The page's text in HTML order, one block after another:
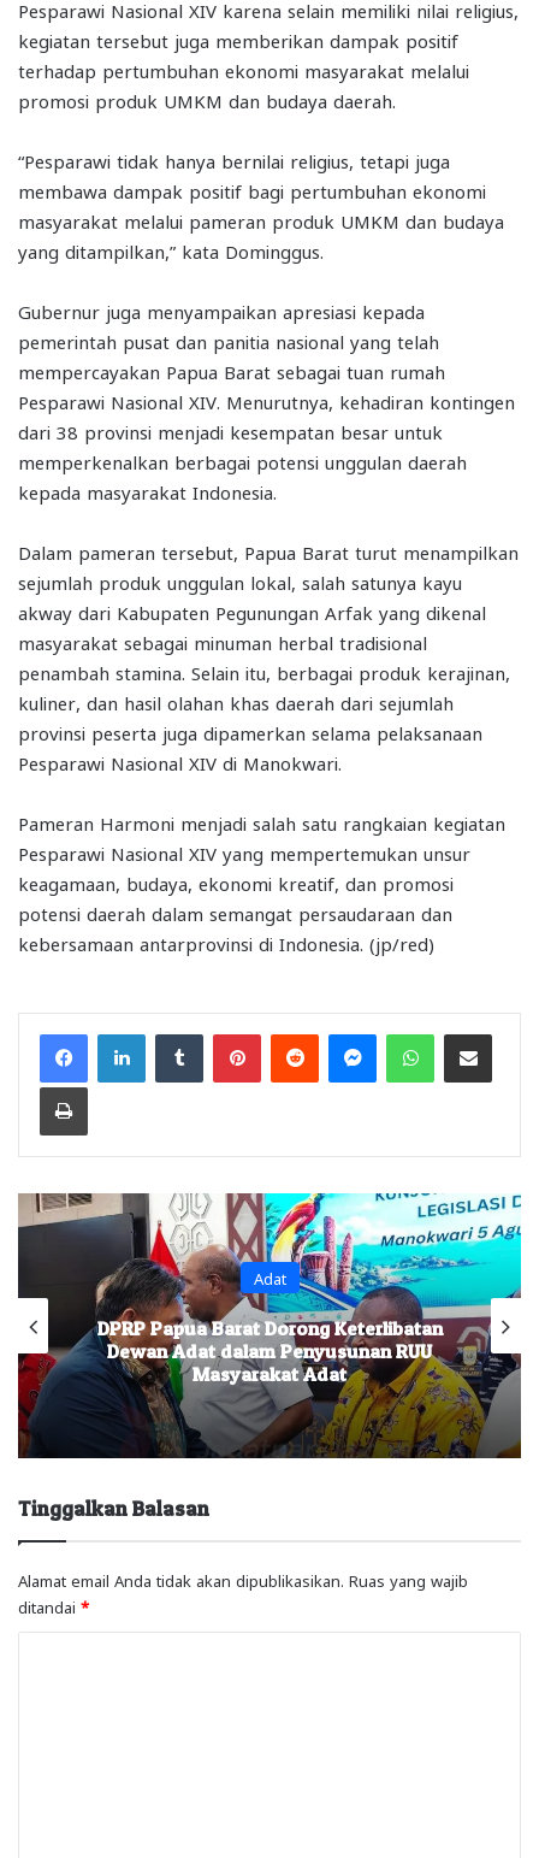
Pesparawi Nasional XIV karena selain memiliki nilai religius,
kegiatan tersebut juga memberikan dampak positif
terhadap pertumbuhan ekonomi masyarakat melalui
promosi produk UMKM dan budaya daerah.
“Pesparawi tidak hanya bernilai religius, tetapi juga
membawa dampak positif bagi pertumbuhan ekonomi
masyarakat melalui pameran produk UMKM dan budaya
yang ditampilkan,” kata Dominggus.
Gubernur juga menyampaikan apresiasi kepada
pemerintah pusat dan panitia nasional yang telah
mempercayakan Papua Barat sebagai tuan rumah
Pesparawi Nasional XIV. Menurutnya, kehadiran kontingen
dari 38 provinsi menjadi kesempatan besar untuk
memperkenalkan berbagai potensi unggulan daerah
kepada masyarakat Indonesia.
Dalam pameran tersebut, Papua Barat turut menampilkan
sejumlah produk unggulan lokal, salah satunya kayu
akway dari Kabupaten Pegunungan Arfak yang dikenal
masyarakat sebagai minuman herbal tradisional
penambah stamina. Selain itu, berbagai produk kerajinan,
kuliner, dan hasil olahan khas daerah dari sejumlah
provinsi peserta juga dipamerkan selama pelaksanaan
Pesparawi Nasional XIV di Manokwari.
Pameran Harmoni menjadi salah satu rangkaian kegiatan
Pesparawi Nasional XIV yang mempertemukan unsur
keagamaan, budaya, ekonomi kreatif, dan promosi
potensi daerah dalam semangat persaudaraan dan
kebersamaan antarprovinsi di Indonesia. (jp/red)
FacebookLinkedInTumblr PinterestReddit MessengerWhatsAppShare via Email
Print
Adat
DPRP Papua Barat Dorong Keterlibatan
Dewan Adat dalam Penyusunan RUU
Masyarakat Adat
Tinggalkan Balasan
Alamat email Anda tidak akan dipublikasikan. Ruas yang wajib
ditandai *